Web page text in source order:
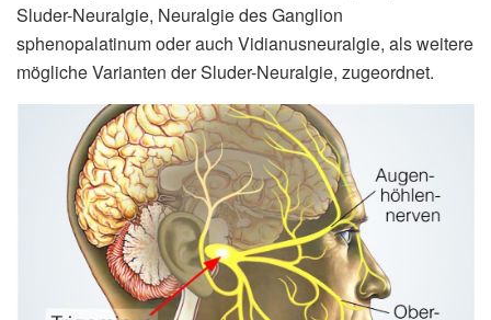
Sluder-Neuralgie, Neuralgie des Ganglion
sphenopalatinum oder auch Vidianusneuralgie, als weitere
mögliche Varianten der Sluder-Neuralgie, zugeordnet.